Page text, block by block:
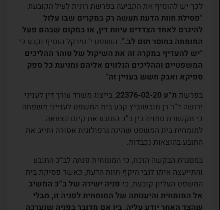
לכך יש להוסיף את הקביעה בפרשת רונית לעיל הקובעת
“פסילת חוות הדעת תעשה רק במקרים שבו עלול
להיגרם לאחד הצדדים עיוות דין, או במקום שבהם פעל
המומחה בחוסר תום לב.“. השופט י’ טירקל הוסיף וקבע כי
“יש להעדיף במקרה זה את השיקול של טוהר ההליכים
המשפטיים וההליכים הנלווים אליהם ומניעת כל ספק
ספיקא ואבק חשש בעניין זה”
בפרשת ת”ע 22376-02-20
, בייצוג משרד עורך דין לעניני
ירושה ד”ר רן מובשוביץ קבע בית המשפט לענייני משפחה
כי תקשורת סמויה בין ב”כ התובע את קיום הצוואה
למומחית בית המשפט שהינה גרפולוגית אסורה וחייב את
התובע בהוצאות נכבדות.
במסגרת הבקשה הוכח, כי המומחית פנתה לב”כ התובע
והתייעצה איתו לגבי היקף חוות הדעת, כאשר פסיקת בית
המשפט העליון קובעת, כי פניה ישירה של ב”כ המשיב
אל המומחית והיענותה של המומחית לפניה זו, מבלי
שהצד האחר יודע עליה, בין אם מדובר בפניה שנערכה